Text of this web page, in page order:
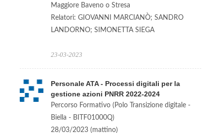
Maggiore Baveno o Stresa
Relatori: GIOVANNI MARCIANÒ; SANDRO
LANDORNO; SIMONETTA SIEGA
23-03-2023
Personale ATA - Processi digitali per la
gestione azioni PNRR 2022-2024
Percorso Formativo (Polo Transizione digitale -
Biella - BITF01000Q)
28/03/2023 (mattino)